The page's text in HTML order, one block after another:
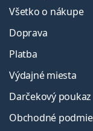
Všetko o nákupe
Doprava
Platba
Výdajné miesta
Darčekový poukaz
Obchodné